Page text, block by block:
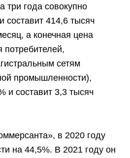
три года совокупно
составит 414,6 тысяч
а конечная цена
потребителей,
сетям
промышленности),
и составит 3,3 тысяч
в 2020 году
на 44,5%. В 2021 году он